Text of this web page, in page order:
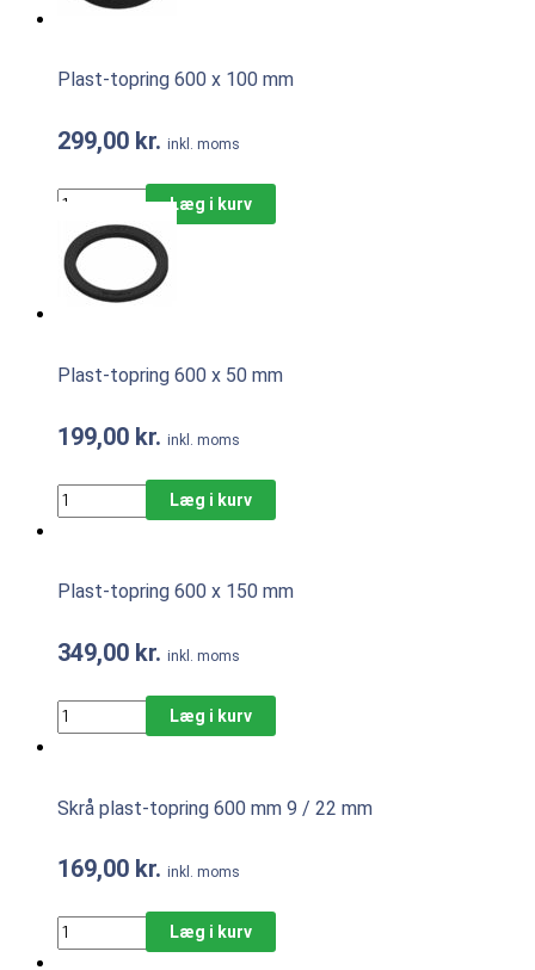
Plast-topring 600 x 100 mm
299,00 kr. inkl. moms
Læg i kurv
Plast-topring 600 x 50 mm
199,00 kr. inkl. moms
Læg i kurv
Plast-topring 600 x 150 mm
349,00 kr. inkl. moms
Læg i kurv
Skrå plast-topring 600 mm 9 / 22 mm
169,00 kr. inkl. moms
Læg i kurv